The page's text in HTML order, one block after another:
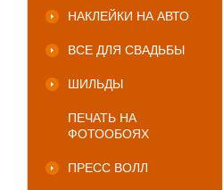
НАКЛЕЙКИ НА АВТО
ВСЕ ДЛЯ СВАДЬБЫ
ШИЛЬДЫ
ПЕЧАТЬ НА
ФОТООБОЯХ
ПРЕСС ВОЛЛ